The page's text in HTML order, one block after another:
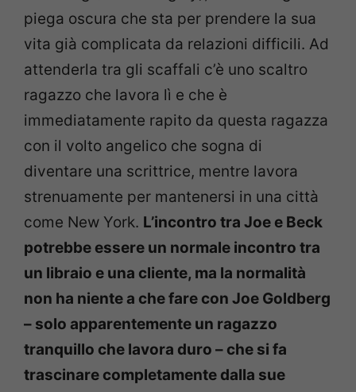
piega oscura che sta per prendere la sua
vita già complicata da relazioni difficili. Ad
attenderla tra gli scaffali c’è uno scaltro
ragazzo che lavora lì e che è
immediatamente rapito da questa ragazza
con il volto angelico che sogna di
diventare una scrittrice, mentre lavora
strenuamente per mantenersi in una città
come New York. L’incontro tra Joe e Beck
potrebbe essere un normale incontro tra
un libraio e una cliente, ma la normalità
non ha niente a che fare con Joe Goldberg
– solo apparentemente un ragazzo
tranquillo che lavora duro – che si fa
trascinare completamente dalla sue